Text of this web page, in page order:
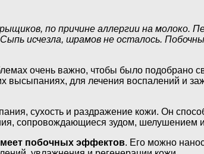
по причине аллергии на молоко.
исчезла, шрамов не осталось.
очень важно, чтобы было подобрано
высыпаниях, для лечения воспалений и
сухость и раздражение кожи. Он
сопровождающиеся зудом, шелушением
побочных эффектов. Его можно